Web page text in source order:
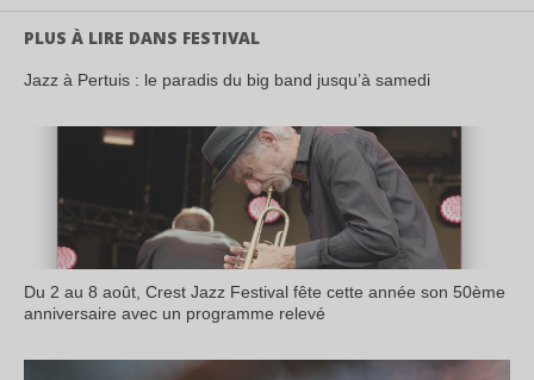
PLUS À LIRE DANS FESTIVAL
Jazz à Pertuis : le paradis du big band jusqu’à samedi
Du 2 au 8 août, Crest Jazz Festival fête cette année son 50ème
anniversaire avec un programme relevé